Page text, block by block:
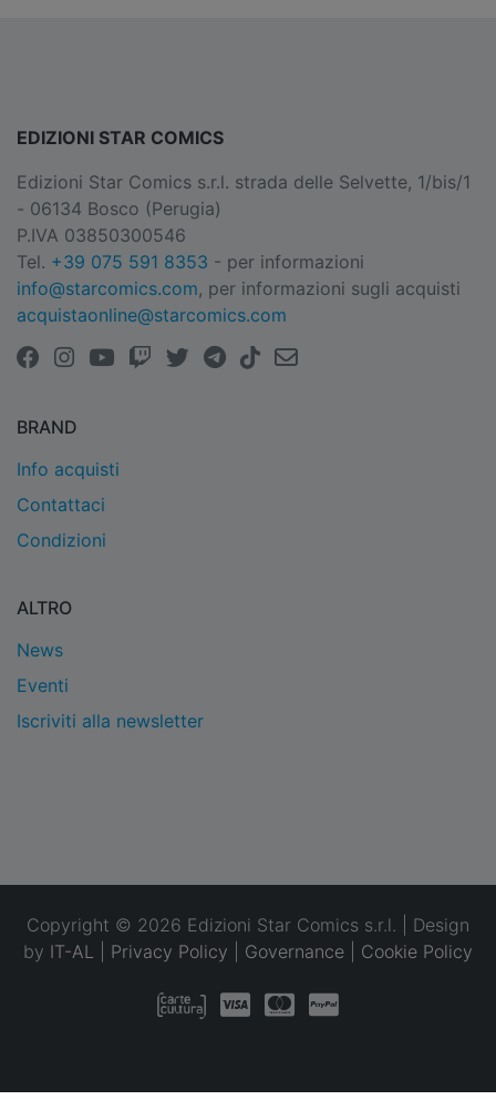
EDIZIONI STAR COMICS
Edizioni Star Comics s.r.l. strada delle Selvette, 1/bis/1
- 06134 Bosco (Perugia)
P.IVA 03850300546
Tel. +39 075 591 8353 - per informazioni
info@starcomics.com, per informazioni sugli acquisti
acquistaonline@starcomics.com
BRAND
Info acquisti
Contattaci
Condizioni
ALTRO
News
Eventi
Iscriviti alla newsletter
Copyright © 2026 Edizioni Star Comics s.r.l. | Design
by IT-AL Privacy Policy Governance Cookie Policy